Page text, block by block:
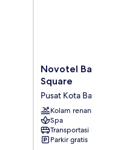
Novotel
Bangkok
On
Siam
Square
Pusat
Kota
Bangkok
Novotel Bangkok
Square
Pusat Kota Bangkok
Kolam renang
Spa
Transportasi bandara
Parkir gratis